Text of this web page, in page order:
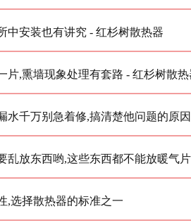
中安装也有讲究 - 红杉树散热器
片,熏墙现象处理有套路 - 红杉树散热
水千万别急着修,搞清楚他问题的原
乱放东西哟,这些东西都不能放暖气
,选择散热器的标准之一